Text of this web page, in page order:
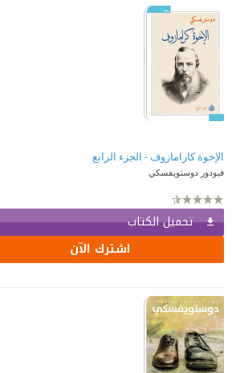
الإخوة كارامازوف - الجزء الرابع
فيودور دوستويفسكي
تحميل الكتاب
اشترك الآن